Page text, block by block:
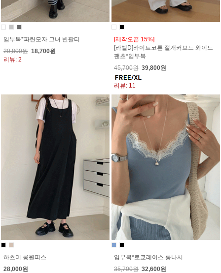
임부복*파란모자 그녀 반팔티
20,800원 18,700원
리뷰: 2
[제작오픈 15%]
[라벨D]라이트코튼 절개커브드 와이드
팬츠*임부복
45,700원 39,800원
리뷰: 11
하츠미 롱원피스
28,000원
임부복*로쿄레이스 롱나시
35,700원 32,600원